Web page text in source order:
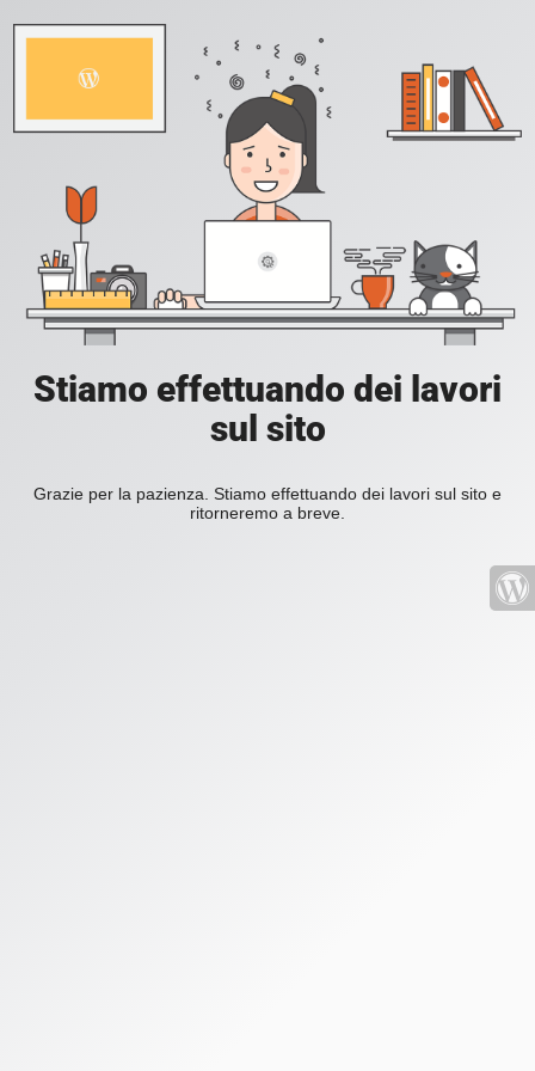
Stiamo effettuando dei lavori
sul sito
Grazie per la pazienza. Stiamo effettuando dei lavori sul sito e
ritorneremo a breve.